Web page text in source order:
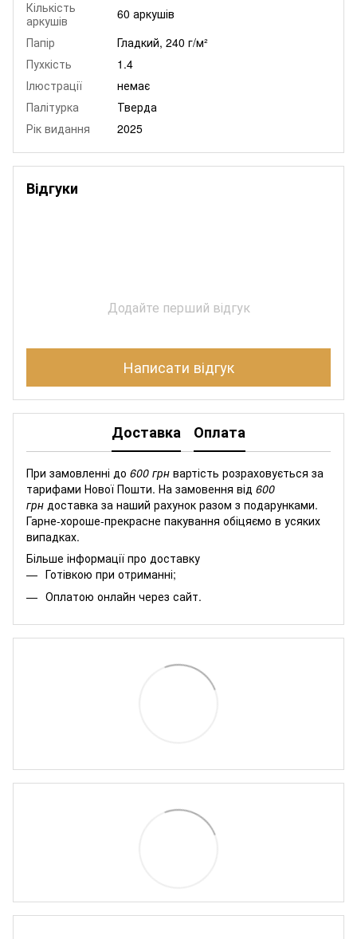
Кількість
аркушів
60 аркушів
Папір
Гладкий, 240 г/м²
Пухкість
1.4
Ілюстрації
немає
Палітурка
Тверда
Рік видання
2025
Відгуки
Додайте перший відгук
Написати відгук
Доставка Оплата
При замовленні до 600 грн вартість розраховується за
тарифами Нової Пошти. На замовення від 600
грн доставка за наший рахунок разом з подарунками.
Гарне-хороше-прекрасне пакування обіцяємо в усяких
випадках.
Більше інформації про доставку
Готівкою при отриманні;
Оплатою онлайн через сайт.